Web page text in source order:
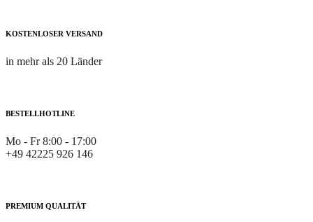
KOSTENLOSER VERSAND
in mehr als 20 Länder
BESTELLHOTLINE
Mo - Fr 8:00 - 17:00
+49 42225 926 146
PREMIUM QUALITÄT